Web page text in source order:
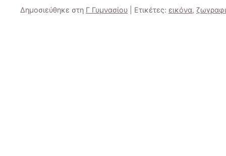
Δημοσιεύθηκε στη Γ Γυμνασίου Ετικέτες: εικόνα,